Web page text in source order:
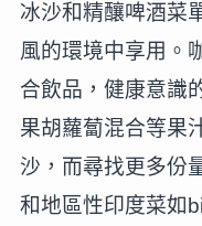
冰沙和精釀啤酒菜
風的環境中享用。
合飲品，健康意識
果胡蘿蔔混合等果
沙，而尋找更多份
和地區性印度菜如